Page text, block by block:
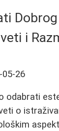
i
05-26
odabrati
o